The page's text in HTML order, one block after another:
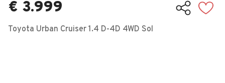
€ 3.999
Toyota Urban Cruiser 1.4 D-4D 4WD Sol